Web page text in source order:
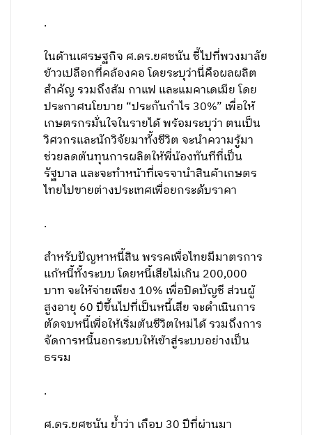
.
ในด้านเศรษฐกิจ ศ.ดร.ยศชนัน ชี้ไปที่พวงมาลัย
ข้าวเปลือกที่คล้องคอ โดยระบุว่านี่คือผลผลิต
สำคัญ รวมถึงส้ม กาแฟ และแมคาเดเมีย โดย
ประกาศนโยบาย “ประกันกำไร 30%” เพื่อให้
เกษตรกรมั่นใจในรายได้ พร้อมระบุว่า ตนเป็น
วิศวกรและนักวิจัยมาทั้งชีวิต จะนำความรู้มา
ช่วยลดต้นทุนการผลิตให้พี่น้องทันทีที่เป็น
รัฐบาล และจะทำหน้าที่เจรจานำสินค้าเกษตร
ไทยไปขายต่างประเทศเพื่อยกระดับราคา
.
สำหรับปัญหาหนี้สิน พรรคเพื่อไทยมีมาตรการ
แก้หนี้ทั้งระบบ โดยหนี้เสียไม่เกิน 200,000
บาท จะให้จ่ายเพียง 10% เพื่อปิดบัญชี ส่วนผู้
สูงอายุ 60 ปีขึ้นไปที่เป็นหนี้เสีย จะดำเนินการ
ตัดจบหนี้เพื่อให้เริ่มต้นชีวิตใหม่ได้ รวมถึงการ
จัดการหนี้นอกระบบให้เข้าสู่ระบบอย่างเป็น
ธรรม
.
ศ.ดร.ยศชนัน ย้ำว่า เกือบ 30 ปีที่ผ่านมา